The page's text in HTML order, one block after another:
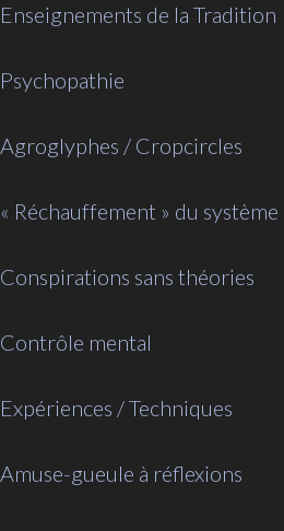
Enseignements de la Tradition
Psychopathie
Agroglyphes / Cropcircles
« Réchauffement » du
Conspirations sans théories
Contrôle mental
Expériences / Techniques
Amuse-gueule à réflexions